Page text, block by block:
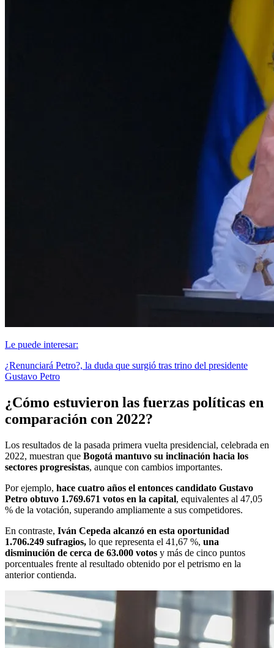
Le puede interesar:
¿Renunciará Petro?, la duda que surgió tras trino del presidente
Gustavo Petro
¿Cómo estuvieron las fuerzas políticas en
comparación con 2022?
Los resultados de la pasada primera vuelta presidencial, celebrada en
2022, muestran que Bogotá mantuvo su inclinación hacia los
sectores progresistas, aunque con cambios importantes.
Por ejemplo, hace cuatro años el entonces candidato Gustavo
Petro obtuvo 1.769.671 votos en la capital, equivalentes al 47,05
% de la votación, superando ampliamente a sus competidores.
En contraste, Iván Cepeda alcanzó en esta oportunidad
1.706.249 sufragios, lo que representa el 41,67 %, una
disminución de cerca de 63.000 votos y más de cinco puntos
porcentuales frente al resultado obtenido por el petrismo en la
anterior contienda.